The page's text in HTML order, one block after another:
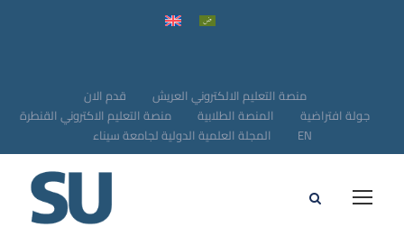
قدم الان
منصة التعليم الالكتروني العريش
منصة التعليم الاكتروني القنطرة
المنصة الطلابية
جولة افتراضية
المجلة العلمية الدولية لجامعة سيناء
EN